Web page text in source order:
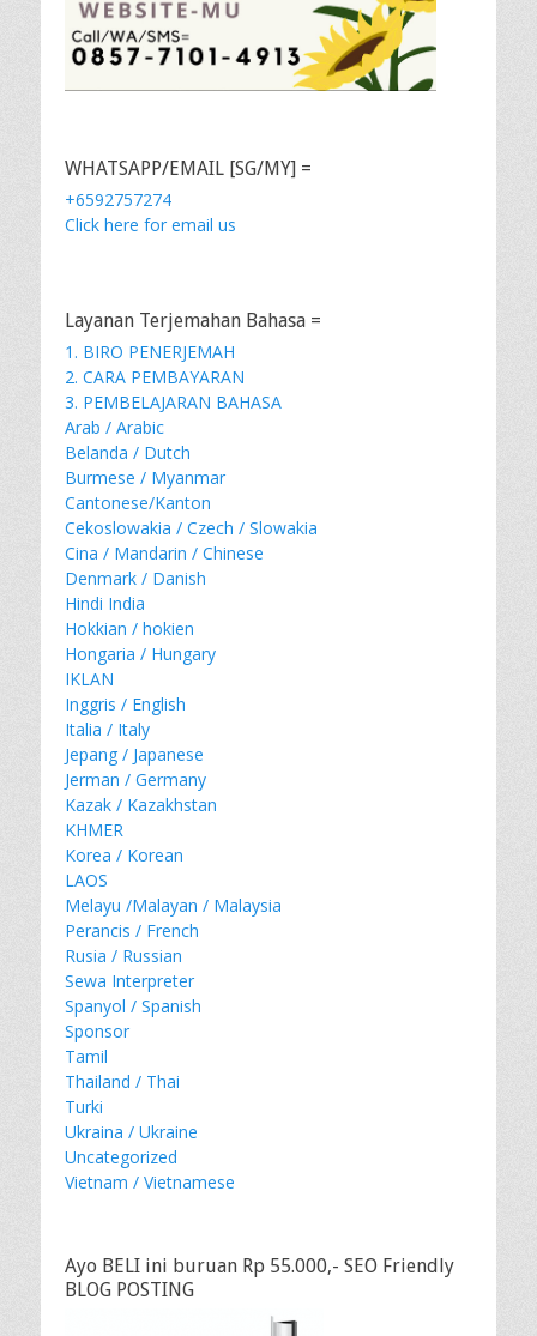
WHATSAPP/EMAIL [SG/MY] =
+6592757274
Click here for email us
Layanan Terjemahan Bahasa =
1. BIRO PENERJEMAH
2. CARA PEMBAYARAN
3. PEMBELAJARAN BAHASA
Arab / Arabic
Belanda / Dutch
Burmese / Myanmar
Cantonese/Kanton
Cekoslowakia / Czech / Slowakia
Cina / Mandarin / Chinese
Denmark / Danish
Hindi India
Hokkian / hokien
Hongaria / Hungary
IKLAN
Inggris / English
Italia / Italy
Jepang / Japanese
Jerman / Germany
Kazak / Kazakhstan
KHMER
Korea / Korean
LAOS
Melayu /Malayan / Malaysia
Perancis / French
Rusia / Russian
Sewa Interpreter
Spanyol / Spanish
Sponsor
Tamil
Thailand / Thai
Turki
Ukraina / Ukraine
Uncategorized
Vietnam / Vietnamese
Ayo BELI ini buruan Rp 55.000,- SEO Friendly
BLOG POSTING